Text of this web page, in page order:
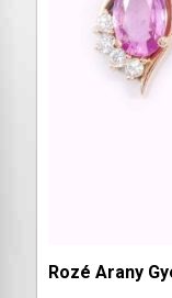
Rozé Arany